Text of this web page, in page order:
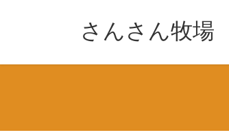
さんさん牧場